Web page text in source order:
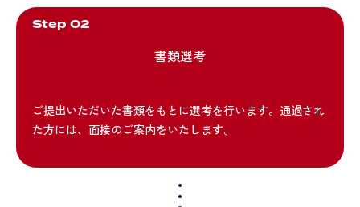
Step 02
書類選考
ご提出いただいた書類をもとに選考を行います。通過され
た方には、面接のご案内をいたします。